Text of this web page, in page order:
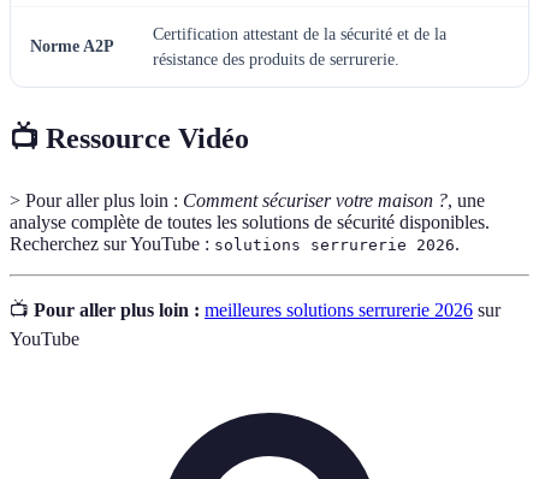
Norme A2P
Certification attestant de la sécurité et de la
résistance des produits de serrurerie.
📺 Ressource Vidéo
> Pour aller plus loin : Comment sécuriser votre maison ?, une
analyse complète de toutes les solutions de sécurité disponibles.
Recherchez sur YouTube : solutions serrurerie 2026.
📺 Pour aller plus loin : meilleures solutions serrurerie 2026 sur
YouTube